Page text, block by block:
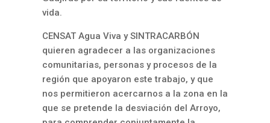
vida.
CENSAT Agua Viva y SINTRACARBÓN
quieren agradecer a las organizaciones
comunitarias, personas y procesos de la
región que apoyaron este trabajo, y que
nos permitieron acercarnos a la zona en la
que se pretende la desviación del Arroyo,